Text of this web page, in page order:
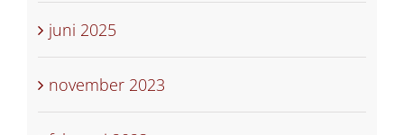
juni 2025
november 2023